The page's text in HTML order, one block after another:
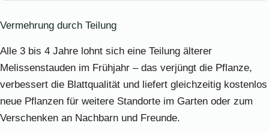
Vermehrung durch Teilung
Alle 3 bis 4 Jahre lohnt sich eine Teilung älterer
Melissenstauden im Frühjahr – das verjüngt die Pflanze,
verbessert die Blattqualität und liefert gleichzeitig kostenlos
neue Pflanzen für weitere Standorte im Garten oder zum
Verschenken an Nachbarn und Freunde.